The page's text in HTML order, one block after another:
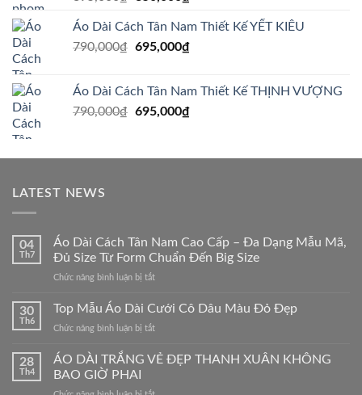
là:
895,000₫.
tại
là:
Áo Dài Cách Tân Nam Thiết Kế YẾT KIÊU
790,000₫ Giá
790,000₫.
695,000₫Giá
là:
695,000₫.
Áo Dài Cách Tân Nam Thiết Kế THỊNH VƯỢNG
790,000₫ Giá
790,000₫.
695,000₫Giá
là:
LATEST NEWS
04
Th7
Áo Dài Cách Tân Nam Cao Cấp – Đa Dạng Mẫu Mã,
Đủ Size Từ Form Chuẩn Đến Big Size
Chức năng bình luận bị tắtở
Dài
Tân
Cao
30
Th6
Top Mẫu Áo Dài Cưới Cô Dâu Màu Đỏ Đẹp
Chức năng bình luận bị tắtở
Mẫu
28
Th4
ÁO DÀI TRẮNG VẺ ĐẸP THANH XUÂN KHÔNG
BAO GIỜ PHAI